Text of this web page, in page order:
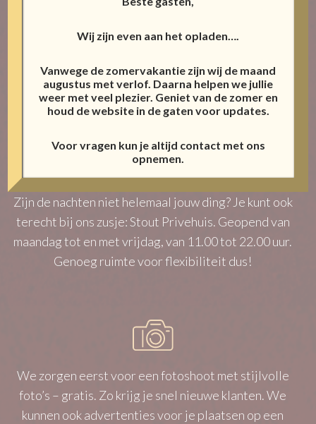
regels of belastingen.
De Mayfair Club is gevestigd in Den Haag en is 3
nachten per week geopend van donderdag tot en
met zaterdag van 22.00 tot 05.00.
Zijn de nachten niet helemaal jouw ding?Je kunt ook
terecht bij ons zusje: Stout Privehuis. Geopend van
maandag tot en met vrijdag, van 11.00 tot 22.00 uur.
Genoeg ruimte voor flexibiliteit dus!
We zorgen eerst voor een fotoshoot met stijlvolle
foto’s – gratis. Zo krijg je snel nieuwe klanten. We
kunnen ook advertenties voor je plaatsen op een
Wij zijn even aan het opladen….
Vanwege de zomervakantie zijn wij de maand
augustus met verlof. Daarna helpen we jullie
weer met veel plezier. Geniet van de zomer en
houd de website in de gaten voor updates.
Voor vragen kun je altijd contact met ons
opnemen.